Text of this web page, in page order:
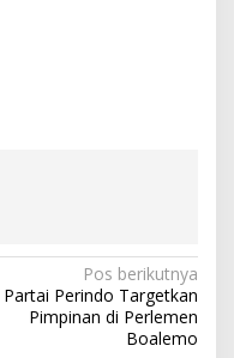
Pos berikutnya
Partai Perindo Targetkan
Pimpinan di Perlemen
Boalemo